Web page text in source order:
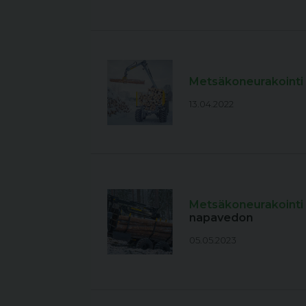
Metsäkoneurakointi
13.04.2022
Metsäkoneurakointi
napavedon
05.05.2023